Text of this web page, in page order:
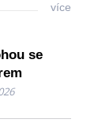
více
se